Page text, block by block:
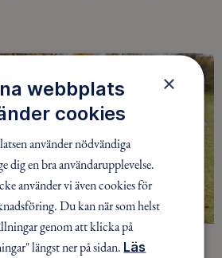
×
webbplats
cookies
använder nödvändiga
dig en bra användarupplevelse.
använder vi även cookies för
Du kan när som helst
genom att klicka på
längst ner på sidan. Läs